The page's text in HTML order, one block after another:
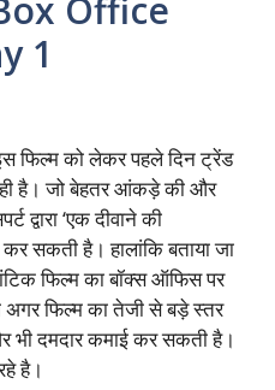
Office
1
इस फिल्म को लेकर पहले दिन ट्रेंड
रही है। जो बेहतर आंकड़े की और
‘एक दीवाने की
सकती है। हालांकि बताया जा
फिल्म का बॉक्स ऑफिस पर
अगर फिल्म का तेजी से बड़े स्तर
भी दमदार कमाई कर सकती है।
है।